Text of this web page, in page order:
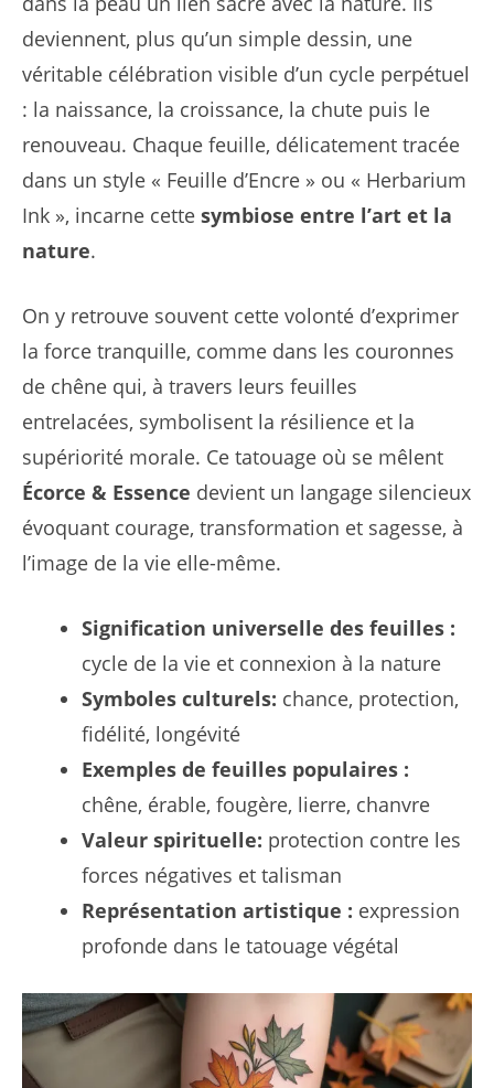
deviennent, plus qu’un simple dessin, une
véritable célébration visible d’un cycle perpétuel
: la naissance, la croissance, la chute puis le
renouveau. Chaque feuille, délicatement tracée
dans un style « Feuille d’Encre » ou « Herbarium
Ink », incarne cette symbiose entre l’art et la
nature.
On y retrouve souvent cette volonté d’exprimer
la force tranquille, comme dans les couronnes
de chêne qui, à travers leurs feuilles
entrelacées, symbolisent la résilience et la
supériorité morale. Ce tatouage où se mêlent
Écorce & Essence devient un langage silencieux
évoquant courage, transformation et sagesse, à
l’image de la vie elle-même.
Signification universelle des feuilles :
cycle de la vie et connexion à la nature
Symboles culturels: chance, protection,
fidélité, longévité
Exemples de feuilles populaires :
chêne, érable, fougère, lierre, chanvre
Valeur spirituelle: protection contre les
forces négatives et talisman
Représentation artistique : expression
profonde dans le tatouage végétal